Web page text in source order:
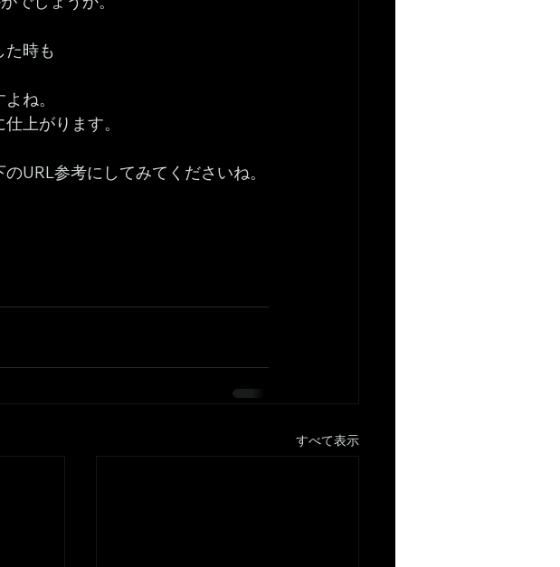
時も
ね。
上がります。
URL参考にしてみてくださいね。
すべて表示